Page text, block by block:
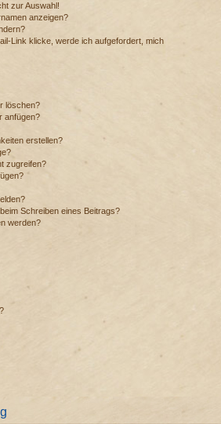
zur Auswahl!
anzeigen?
Link klicke, werde ich aufgefordert, mich
löschen?
anfügen?
erstellen?
zugreifen?
Schreiben eines Beitrags?
werden?